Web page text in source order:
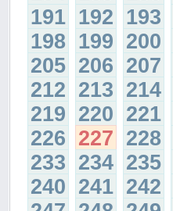
191 192 193
198 199 200
205 206 207
212 213 214
219 220 221
226 227 228
233 234 235
240 241 242